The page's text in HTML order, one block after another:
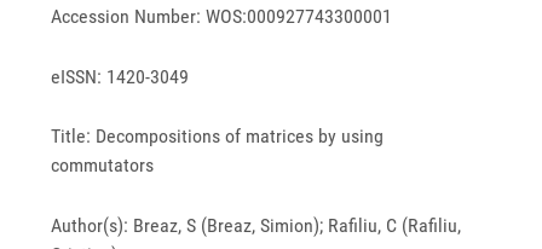
Accession Number: WOS:000927743300001
eISSN: 1420-3049
Title: Decompositions of matrices by using
commutators
Author(s): Breaz, S (Breaz, Simion); Rafiliu, C (Rafiliu,